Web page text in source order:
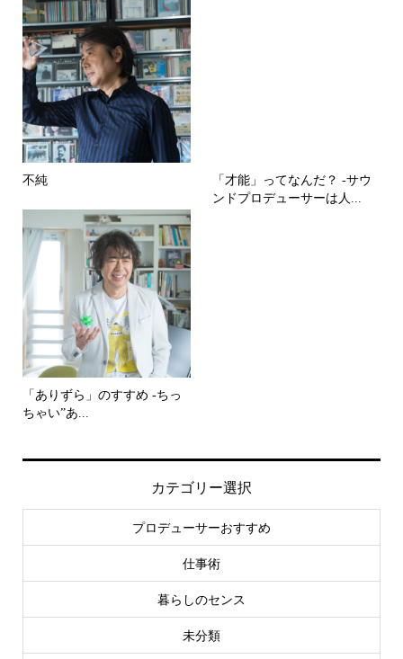
不純
「才能」ってなんだ？ -サウ
ンドプロデューサーは人...
「ありずら」のすすめ -ちっ
ちゃい”あ...
カテゴリー選択
プロデューサーおすすめ
仕事術
暮らしのセンス
未分類